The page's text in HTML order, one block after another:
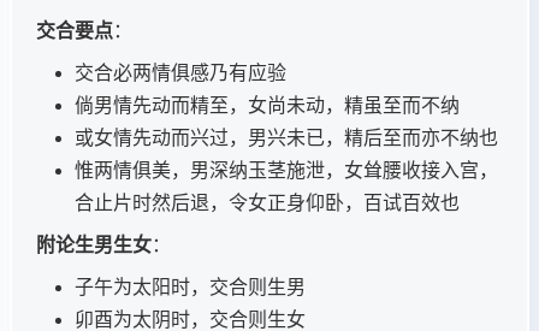
交合要点：
交合必两情俱感乃有应验
倘男情先动而精至，女尚未动，精虽至而不纳
或女情先动而兴过，男兴未已，精后至而亦不纳也
惟两情俱美，男深纳玉茎施泄，女耸腰收接入宫，
合止片时然后退，令女正身仰卧，百试百效也
附论生男生女：
子午为太阳时，交合则生男
卯酉为太阴时，交合则生女